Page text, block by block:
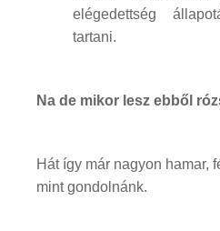
elégedettség
tartani.
Na de mikor lesz ebből
Hát így már nagyon hamar,
mint gondolnánk.